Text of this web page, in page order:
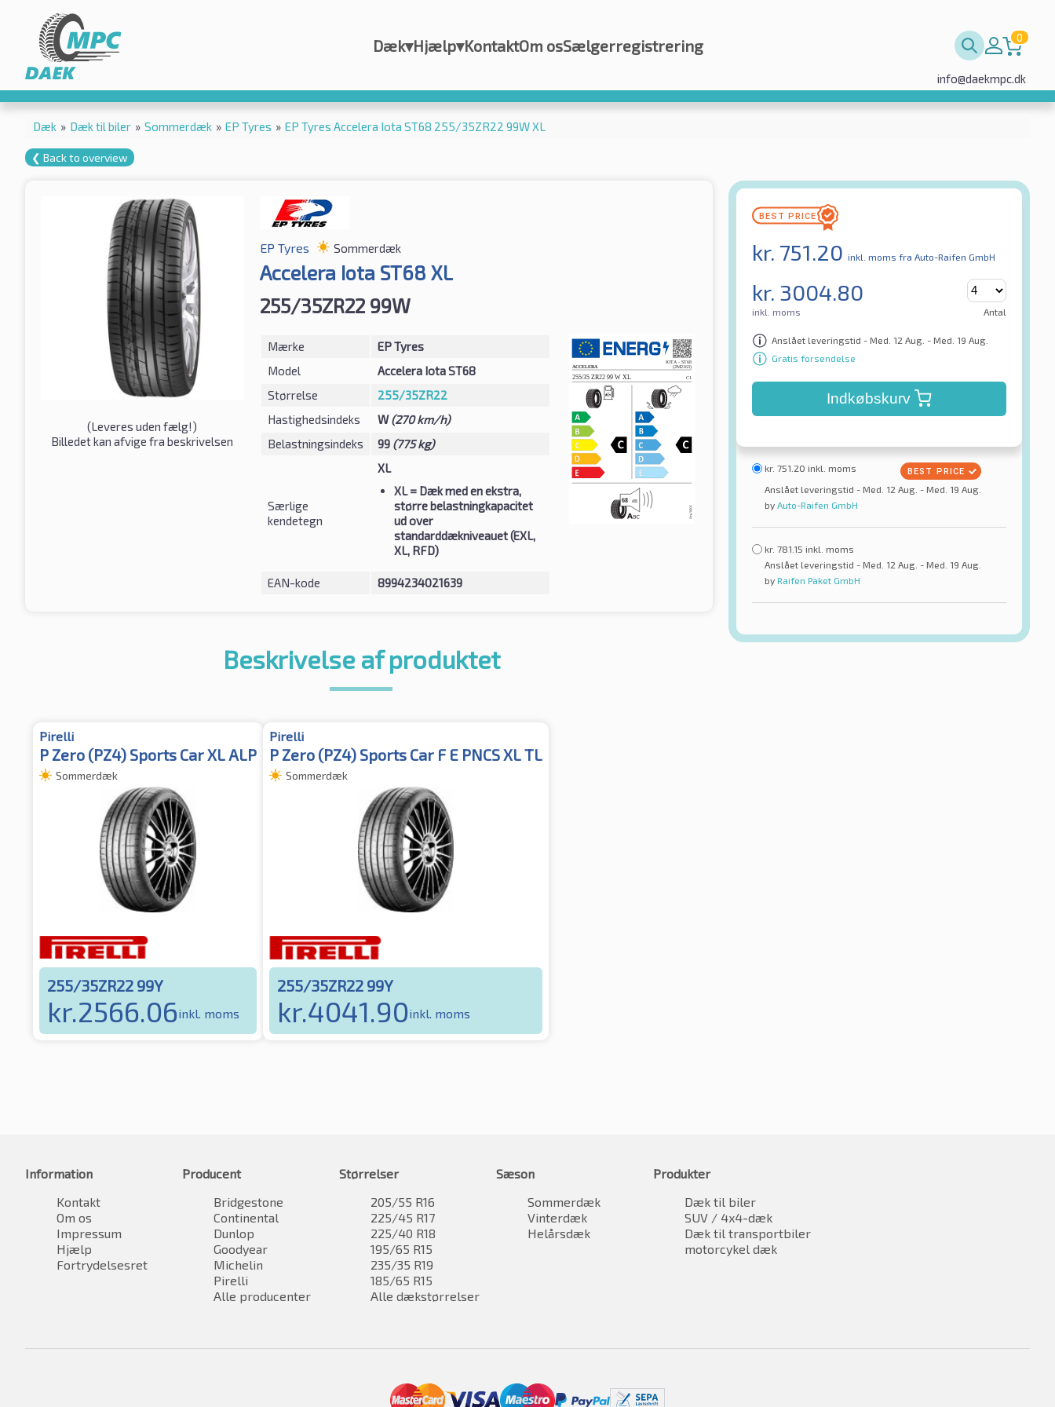
Dæk▾Hjælp▾KontaktOm osSælgerregistrering 0
info@daekmpc.dk
Dæk » Dæk til biler » Sommerdæk » EP Tyres » EP Tyres Accelera Iota ST68 255/35ZR22 99W XL
❮ Back to overview
(Leveres uden fælg!)
Billedet kan afvige fra beskrivelsen
EP Tyres Sommerdæk
Accelera Iota ST68 XL
255/35ZR22 99W
Mærke
EP Tyres
Model
Accelera Iota ST68
Størrelse
255/35ZR22
Hastighedsindeks
W(270 km/h)
Belastningsindeks
99 (775 kg)
Særlige
kendetegn
XL
XL= Dæk med en ekstra,
større belastningkapacitet
ud over
standarddækniveauet (EXL,
XL, RFD)
EAN-kode 8994234021639
kr. 751.20 inkl. moms fra Auto-Raifen GmbH
kr. 3004.80
inkl. moms Antal
Anslået leveringstid - Med. 12 Aug. - Med. 19 Aug.
Gratis forsendelse
Indkøbskurv
kr. 751.20 inkl. moms
Anslået leveringstid - Med. 12 Aug. - Med. 19 Aug.
by Auto-Raifen GmbH
kr. 781.15 inkl. moms
Anslået leveringstid - Med. 12 Aug. - Med. 19 Aug.
by Raifen Paket GmbH
Beskrivelse af produktet
Pirelli
P Zero (PZ4) Sports Car XL ALP
Sommerdæk
255/35ZR22 99Y
kr.2566.06inkl. moms
Pirelli
P Zero (PZ4) Sports Car F E PNCS XL TL
Sommerdæk
255/35ZR22 99Y
kr.4041.90inkl. moms
Information
Kontakt
Om os
Impressum
Hjælp
Fortrydelsesret
Producent
Bridgestone
Continental
Dunlop
Goodyear
Michelin
Pirelli
Alle producenter
Størrelser
205/55 R16
225/45 R17
225/40 R18
195/65 R15
235/35 R19
185/65 R15
Alle dækstørrelser
Sæson
Sommerdæk
Vinterdæk
Helårsdæk
Produkter
Dæk til biler
SUV / 4x4-dæk
Dæk til transportbiler
motorcykel dæk